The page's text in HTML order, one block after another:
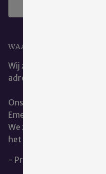
WAAR KUNT U ONS
Wij zijn het beste te
adres:
Ons kantoor is te vinden
Emergis te Kloetinge.
We zitten naast de
het restaurant.
- Privacy en